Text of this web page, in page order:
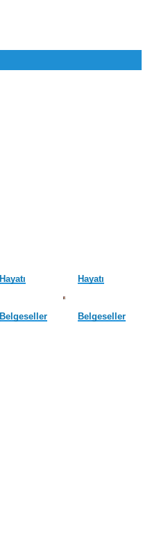
Hayatı
Belgeseller
Hayatı
Belgeseller